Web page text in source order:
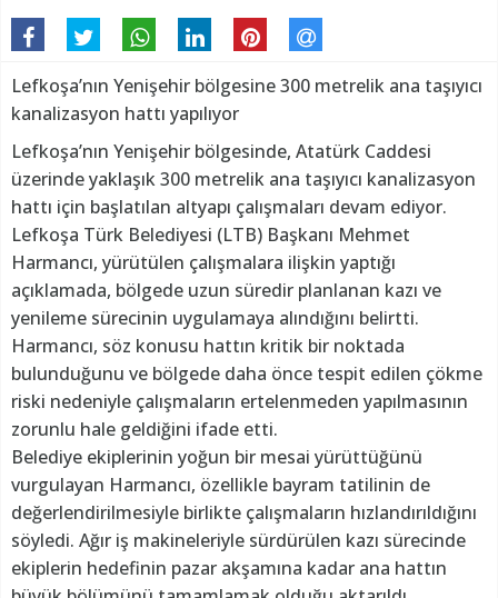
Lefkoşa’nın Yenişehir bölgesine 300 metrelik ana taşıyıcı
kanalizasyon hattı yapılıyor
Lefkoşa’nın Yenişehir bölgesinde, Atatürk Caddesi
üzerinde yaklaşık 300 metrelik ana taşıyıcı kanalizasyon
hattı için başlatılan altyapı çalışmaları devam ediyor.
Lefkoşa Türk Belediyesi (LTB) Başkanı Mehmet
Harmancı, yürütülen çalışmalara ilişkin yaptığı
açıklamada, bölgede uzun süredir planlanan kazı ve
yenileme sürecinin uygulamaya alındığını belirtti.
Harmancı, söz konusu hattın kritik bir noktada
bulunduğunu ve bölgede daha önce tespit edilen çökme
riski nedeniyle çalışmaların ertelenmeden yapılmasının
zorunlu hale geldiğini ifade etti.
Belediye ekiplerinin yoğun bir mesai yürüttüğünü
vurgulayan Harmancı, özellikle bayram tatilinin de
değerlendirilmesiyle birlikte çalışmaların hızlandırıldığını
söyledi. Ağır iş makineleriyle sürdürülen kazı sürecinde
ekiplerin hedefinin pazar akşamına kadar ana hattın